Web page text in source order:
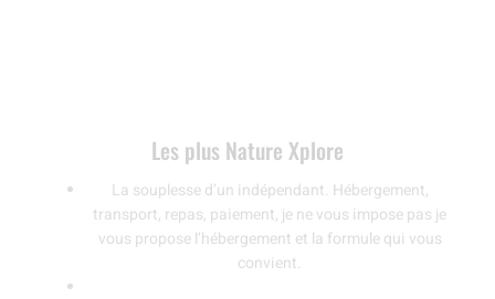
Les plus Nature Xplore
La souplesse d’un indépendant. Hébergement,
transport, repas, paiement, je ne vous impose pas je
vous propose l’hébergement et la formule qui vous
convient.